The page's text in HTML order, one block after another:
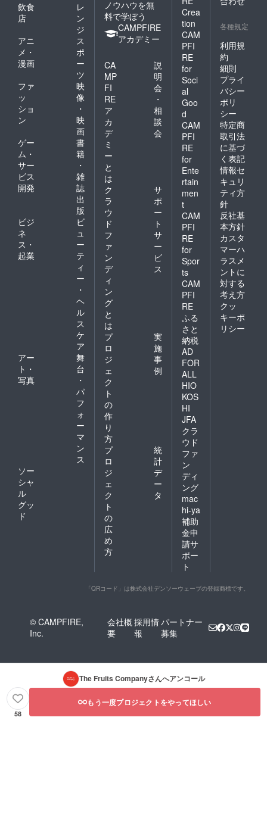
飲食
店
レ
ン
ジ
アニ
メ・
漫画
ス
ポ
ー
ツ
ファ
ッ
ショ
ン
映
像
・
映
画
ゲー
ム・
サー
ビス
開発
書
籍
・
雑
誌
出
版
ビジ
ネ
ス・
起業
ビ
ュ
ー
テ
ィ
ー
・
ヘ
ル
ス
ケ
ア
アー
ト・
写真
舞
台
・
パ
フ
ォ
ー
マ
ン
ス
ソー
シャ
ル
グッ
ド
ノウハウを無
料で学ぼう
CAMPFIRE
アカデミー
CA
MP
FI
RE
ア
カ
デ
ミ
ー
と
は
説
明
会
・
相
談
会
ク
ラ
ウ
ド
フ
ァ
ン
デ
ィ
ン
グ
と
は
サ
ポ
ー
ト
サ
ー
ビ
ス
プ
ロ
ジ
ェ
ク
ト
の
作
り
方
実
施
事
例
プ
ロ
ジ
ェ
ク
ト
の
広
め
方
統
計
デ
ー
タ
Crea
tion
CAM
PFI
RE
for
Soci
al
Goo
d
CAM
PFI
RE
for
Ente
rtain
men
t
CAM
PFI
RE
for
Spor
ts
CAM
PFI
RE
ふる
さと
納税
AD
FOR
ALL
HIO
KOS
HI
JFA
クラ
ウド
ファ
ン
ディ
ング
mac
hi-ya
補助
金申
請サ
ポー
ト
各種規定
利用規
約
細則
プライ
バシー
ポリ
シー
特定商
取引法
に基づ
く表記
情報セ
キュリ
ティ方
針
反社基
本方針
カスタ
マーハ
ラスメ
ントに
対する
考え方
クッ
キーポ
リシー
「QRコード」は株式会社デンソーウェーブの登録商標です。
© CAMPFIRE,
Inc.
会社概
要
採用情
報
パートナー
募集
The Fruits Companyさんへアンコール
58
もう一度プロジェクトをやってほしい